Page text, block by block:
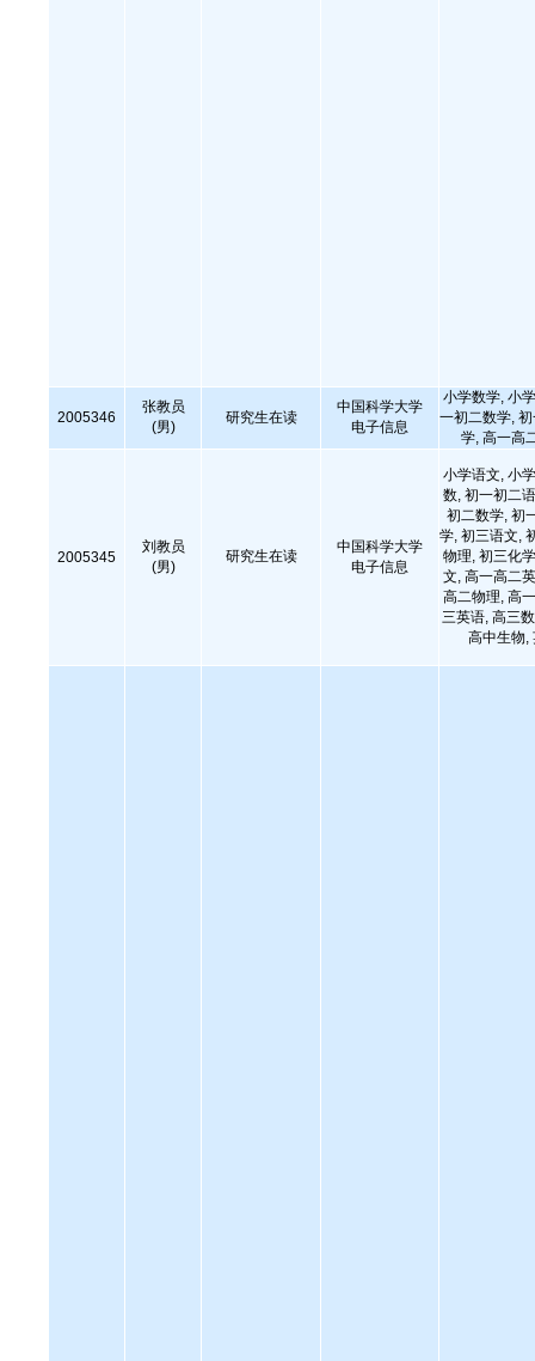
2005346
张教员
(男)
研究生在读
中国科学大学
电子信息
小学数学, 小
一初二数学,
学, 高一高
2005345
刘教员
(男)
研究生在读
中国科学大学
电子信息
小学语文, 小
数, 初一初二
初二数学, 初
学, 初三语文,
物理, 初三化
文, 高一高二
高二物理, 高
三英语, 高三
高中生物,